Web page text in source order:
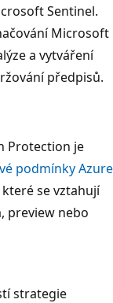
Sentinel.
Microsoft
a vytváření
předpisů.
Protection je
podmínky Azure
se vztahují
preview nebo
strategie